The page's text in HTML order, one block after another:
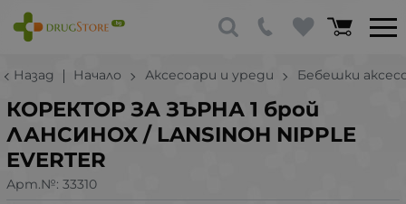
Назад Начало Аксесоари и уреди Бебешки
КОРЕКТОР ЗА ЗЪРНА 1 брой
ЛАНСИНОХ / LANSINOH NIPPLE
EVERTER
Арт.№: 33310